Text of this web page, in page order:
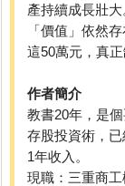
產持續成長壯
「價值」依然
這50萬元，真
作者簡介
教書20年，是
存股投資術，
1年收入。
現職：三重商